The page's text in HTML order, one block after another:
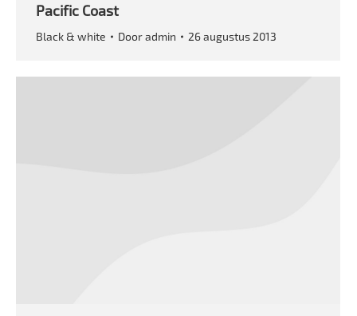
Pacific Coast
Black & white Dooradmin 26 augustus 2013